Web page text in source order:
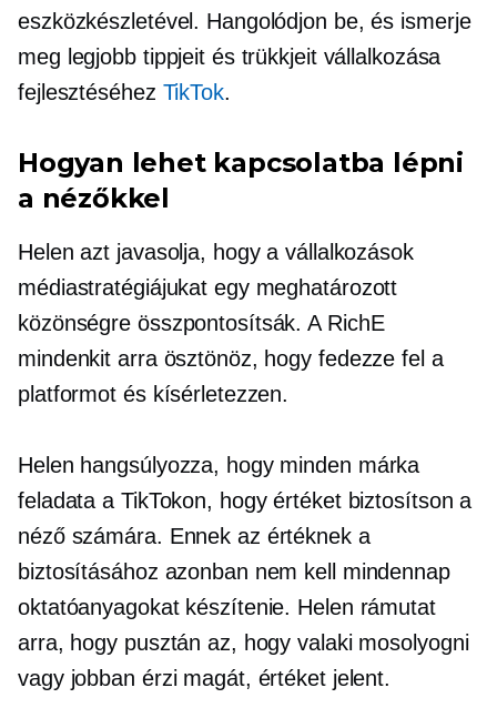
eszközkészletével. Hangolódjon be, és ismerje
meg legjobb tippjeit és trükkjeit vállalkozása
fejlesztéséhez TikTok.
Hogyan lehet kapcsolatba lépni
a nézőkkel
Helen azt javasolja, hogy a vállalkozások
médiastratégiájukat egy meghatározott
közönségre összpontosítsák. A RichE
mindenkit arra ösztönöz, hogy fedezze fel a
platformot és kísérletezzen.
Helen hangsúlyozza, hogy minden márka
feladata a TikTokon, hogy értéket biztosítson a
néző számára. Ennek az értéknek a
biztosításához azonban nem kell mindennap
oktatóanyagokat készítenie. Helen rámutat
arra, hogy pusztán az, hogy valaki mosolyogni
vagy jobban érzi magát, értéket jelent.